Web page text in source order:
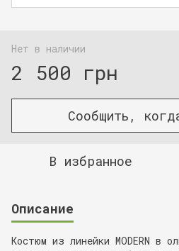
Нет в наличии
2 500 грн
Сообщить,
В избранное
Описание
Костюм из линейки MODERN в